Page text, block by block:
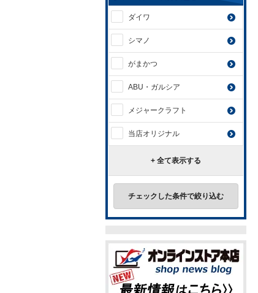
ダイワ
シマノ
がまかつ
ABU・ガルシア
メジャークラフト
当店オリジナル
+ 全て表示する
チェックした条件で絞り込む